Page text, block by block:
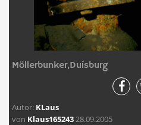
Möllerbunker,Duisburg
Autor: KLaus
von Klaus16524328.09.2005